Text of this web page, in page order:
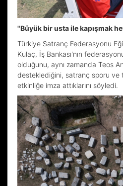
"Büyük bir usta ile kapışmak
Türkiye Satranç Federasyonu
Kulaç, İş Bankası'nın
olduğunu, aynı zamanda Teos
desteklediğini, satranç sporu ve
etkinliğe imza attıklarını söyledi.